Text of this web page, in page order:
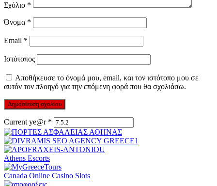
Σχόλιο *
Όνομα *
Email *
Ιστότοπος
Αποθήκευσε το όνομά μου, email, και τον ιστότοπο μου σε
αυτόν τον πλοηγό για την επόμενη φορά που θα σχολιάσω.
Current ye@r *
Athens Escorts
Canada Online Casino Slots